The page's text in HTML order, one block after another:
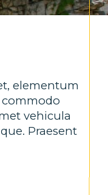
elementum
vehicula
Praesent